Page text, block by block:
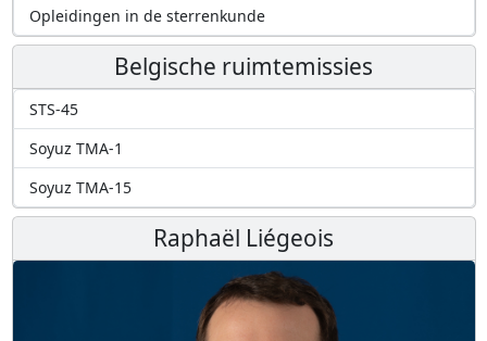
Opleidingen in de sterrenkunde
Belgische ruimtemissies
STS-45
Soyuz TMA-1
Soyuz TMA-15
Raphaël Liégeois